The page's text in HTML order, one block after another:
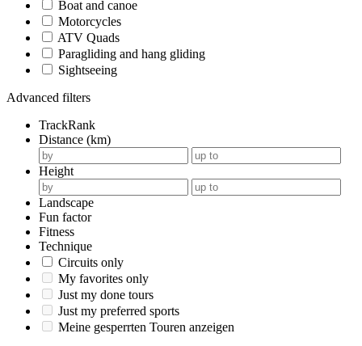
Boat and canoe
Motorcycles
ATV Quads
Paragliding and hang gliding
Sightseeing
Advanced filters
TrackRank
Distance (km)
Height
Landscape
Fun factor
Fitness
Technique
Circuits only
My favorites only
Just my done tours
Just my preferred sports
Meine gesperrten Touren anzeigen